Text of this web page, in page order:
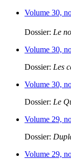
Volume 30,
Dossier: Le
Volume 30,
Dossier: Les
Volume 30,
Dossier: Le
Volume 29,
Dossier:
Volume 29,